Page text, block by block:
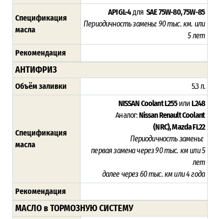
Спецификация
масла
API GL-4дляSAE 75W-80, 75W-85
Периодичность замены: 90 тыс. км. или
5 лет
Рекомендация
АНТИФРИЗ
Объём заливки 5.3 л.
Спецификация
масла
NISSAN Coolant L255илиL248
Аналог:Nissan Renault Coolant
(NRC),Mazda FL22
Периодичность замены:
первая замена через 90 тыс. км или 5
лет
далее через 60 тыс. км или 4 года
Рекомендация
МАСЛО в ТОРМОЗНУЮ СИСТЕМУ